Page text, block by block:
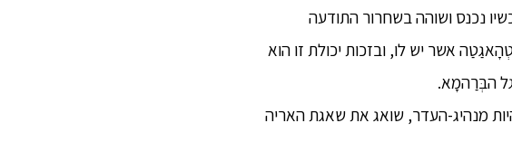
נכנס ושוהה בשחרור התודעה
אשר יש לו, ובזכות יכולת זו הוא
הבְּרַהמָא.
מנהיג-העדר, שואג את שאגת האריה